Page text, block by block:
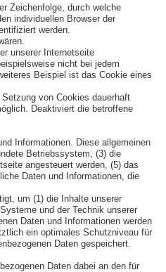
Zeichenfolge, durch welche
individuellen Browser der
werden.
unserer Internetseite
nicht bei jedem
Beispiel ist das Cookie eines
von Cookies dauerhaft
Deaktiviert die betroffene
Informationen. Diese allgemeinen
Betriebssystem, (3) die
angesteuert werden, (5) das
Daten und Informationen, die
um (1) die Inhalte unserer
und der Technik unserer
Daten und Informationen werden
ein optimales Schutzniveau für
Daten gespeichert.
Daten dabei an den für